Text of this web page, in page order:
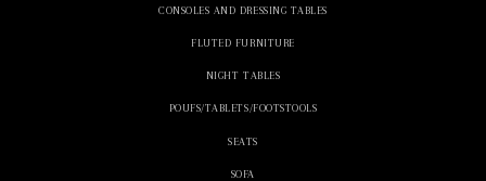
CONSOLES AND DRESSING TABLES
FLUTED FURNITURE
NIGHT TABLES
POUFS/TABLETS/FOOTSTOOLS
SEATS
SOFA